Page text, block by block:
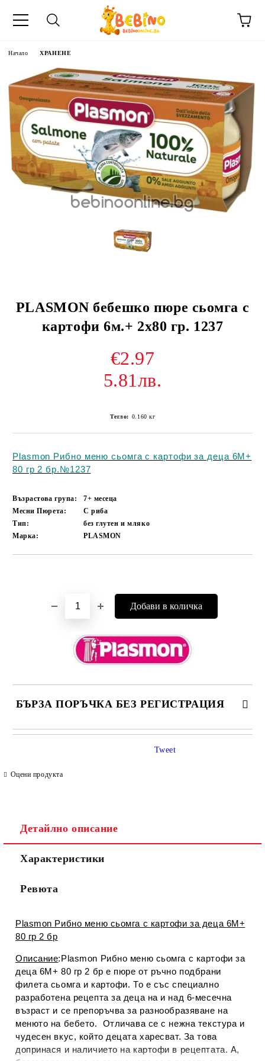
Начало ХРАНЕНЕ
PLASMON бебешко пюре сьомга с
картофи 6м.+ 2х80 гр. 1237
€2.97
5.81лв.
Тегло: 0.160 кг
Plasmon Рибно меню сьомга с картофи за деца 6М+
80 гр 2 бр.№1237
Възрастова група:
7+ месеца
Месни Пюрета:
С риба
Тип:
без глутен и мляко
Марка:
PLASMON
БЪРЗА ПОРЪЧКА БЕЗ РЕГИСТРАЦИЯ
САМО ПОПЪЛНЕТЕ 4 ПОЛЕТА
Съгласен съм сПолитиката за лични данни
Ние ще се свържем с вас в рамките на работния ден.
Оцени продукта
Tweet
Детайлно описание
Характеристики
Ревюта
Plasmon Рибно меню сьомга с картофи за деца 6М+
80 гр 2 бр
Описание:Plasmon Рибно меню сьомга с картофи за
деца 6М+ 80 гр 2 бр е пюре от ръчно подбрани
филета сьомга и картофи. То е със специално
разработена рецепта за деца на и над 6-месечна
възраст и се препоръчва за разнообразяване на
менюто на бебето. Отличава се с нежна текстура и
чудесен вкус, който децата харесват. За това
допринася и наличието на картофи в рецептата. А,